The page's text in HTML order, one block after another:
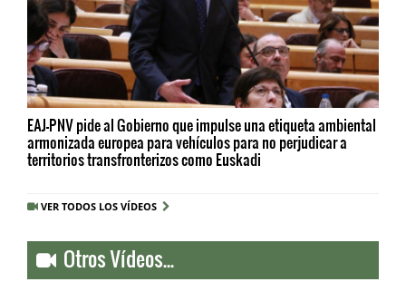
EAJ-PNV pide al Gobierno que impulse una etiqueta ambiental
armonizada europea para vehículos para no perjudicar a
territorios transfronterizos como Euskadi
VER TODOS LOS VÍDEOS
Otros Vídeos...